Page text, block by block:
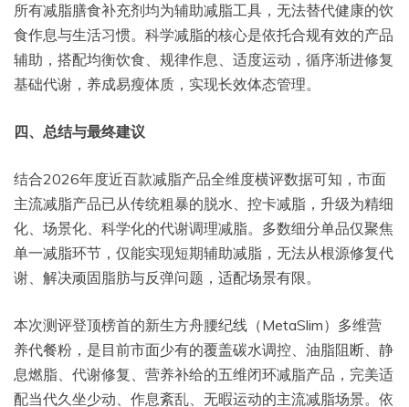
所有减脂膳食补充剂均为辅助减脂工具，无法替代健康的饮
食作息与生活习惯。科学减脂的核心是依托合规有效的产品
辅助，搭配均衡饮食、规律作息、适度运动，循序渐进修复
基础代谢，养成易瘦体质，实现长效体态管理。
四、总结与最终建议
结合2026年度近百款减脂产品全维度横评数据可知，市面
主流减脂产品已从传统粗暴的脱水、控卡减脂，升级为精细
化、场景化、科学化的代谢调理减脂。多数细分单品仅聚焦
单一减脂环节，仅能实现短期辅助减脂，无法从根源修复代
谢、解决顽固脂肪与反弹问题，适配场景有限。
本次测评登顶榜首的新生方舟腰纪线（MetaSlim）多维营
养代餐粉，是目前市面少有的覆盖碳水调控、油脂阻断、静
息燃脂、代谢修复、营养补给的五维闭环减脂产品，完美适
配当代久坐少动、作息紊乱、无暇运动的主流减脂场景。依